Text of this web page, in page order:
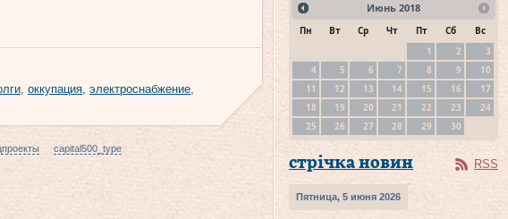
, оккупация, электроснабжение,
capital500_type
Июнь 2018
Пн Вт Ср Чт Пт Сб
Вс
1
2
3
4
5 6 7 8 9
10
11
12 13 14 15 16
17
18
19 20 21 22 23
24
25
26 27 28 29 30
стрічка новин RSS
Пятница, 5 июня 2026